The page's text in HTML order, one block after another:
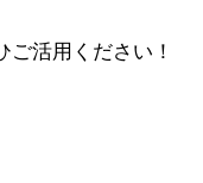
ご活用ください！